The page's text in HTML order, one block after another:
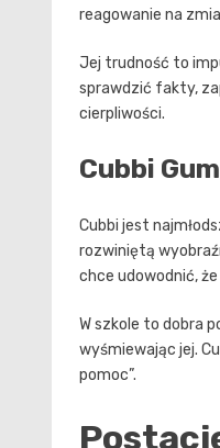
reagowanie na
Jej trudność to
sprawdzić fakty,
cierpliwości.
Cubbi
Cubbi jest
rozwiniętą
chce udowodnić, że
W szkole to dobra
wyśmiewając jej.
pomoc”.